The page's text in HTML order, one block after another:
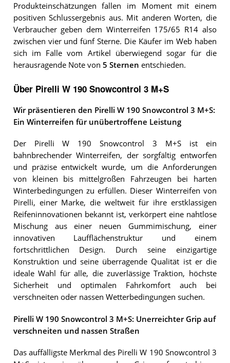
Produkteinschätzungen fallen im Moment mit einem
positiven Schlussergebnis aus. Mit anderen Worten, die
Verbraucher geben dem Winterreifen 175/65 R14 also
zwischen vier und fünf Sterne. Die Käufer im Web haben
sich im Falle vom Artikel überwiegend sogar für die
herausragende Note von 5 Sternen entschieden.
Über Pirelli W 190 Snowcontrol 3 M+S
Wir präsentieren den Pirelli W 190 Snowcontrol 3 M+S:
Ein Winterreifen für unübertroffene Leistung
Der Pirelli W 190 Snowcontrol 3 M+S ist ein
bahnbrechender Winterreifen, der sorgfältig entworfen
und präzise entwickelt wurde, um die Anforderungen
von kleinen bis mittelgroßen Fahrzeugen bei harten
Winterbedingungen zu erfüllen. Dieser Winterreifen von
Pirelli, einer Marke, die weltweit für ihre erstklassigen
Reifeninnovationen bekannt ist, verkörpert eine nahtlose
Mischung aus einer neuen Gummimischung, einer
innovativen Laufflächenstruktur und einem
fortschrittlichen Design. Durch seine einzigartige
Konstruktion und seine überragende Qualität ist er die
ideale Wahl für alle, die zuverlässige Traktion, höchste
Sicherheit und optimalen Fahrkomfort auch bei
verschneiten oder nassen Wetterbedingungen suchen.
Pirelli W 190 Snowcontrol 3 M+S: Unerreichter Grip auf
verschneiten und nassen Straßen
Das auffälligste Merkmal des Pirelli W 190 Snowcontrol 3